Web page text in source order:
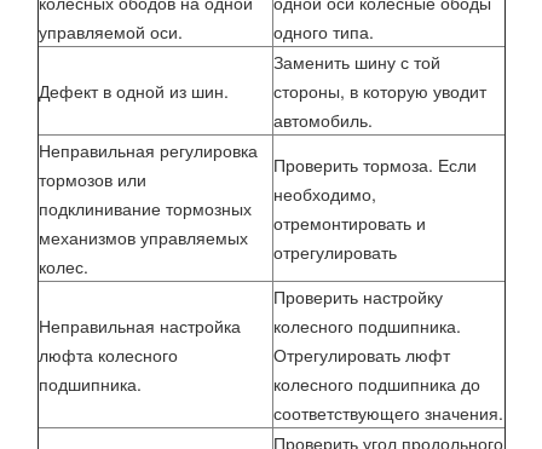
управляемой оси.
одного типа.
Дефект в одной из шин.
Заменить шину с той
стороны, в которую уводит
автомобиль.
Неправильная регулировка
тормозов или
подклинивание тормозных
механизмов управляемых
колес.
Проверить тормоза. Если
необходимо,
отремонтировать и
отрегулировать
Неправильная настройка
люфта колесного
подшипника.
Проверить настройку
колесного подшипника.
Отрегулировать люфт
колесного подшипника до
соответствующего значения.
Проверить угол продольного